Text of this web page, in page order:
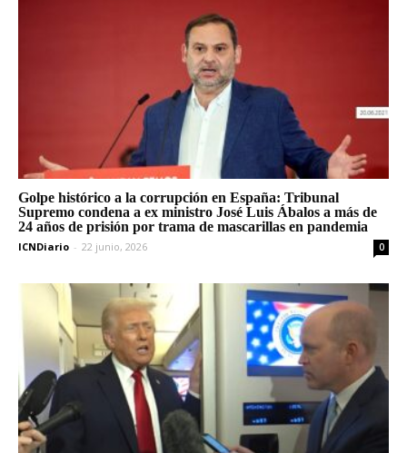
Golpe histórico a la corrupción en España: Tribunal
Supremo condena a ex ministro José Luis Ábalos a más de
24 años de prisión por trama de mascarillas en pandemia
ICNDiario - 22 junio, 2026 0